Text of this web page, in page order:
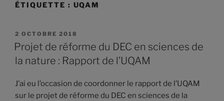
ÉTIQUETTE : UQAM
PUBLIÉ
LE
2 OCTOBRE 2018
Projet de réforme du DEC en sciences de
la nature : Rapport de l’UQAM
J’ai eu l’occasion de coordonner le rapport de l’UQAM
sur le projet de réforme du DEC en sciences de la